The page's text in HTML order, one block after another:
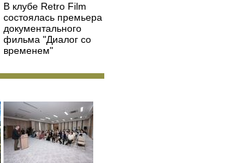
В клубе Retro Film
состоялась премьера
документального
фильма "Диалог со
временем"